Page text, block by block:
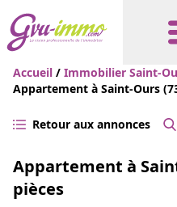
Accueil / Immobilier Saint-
Appartement à Saint-Ours
Retour aux annonces
Appartement à
pièces